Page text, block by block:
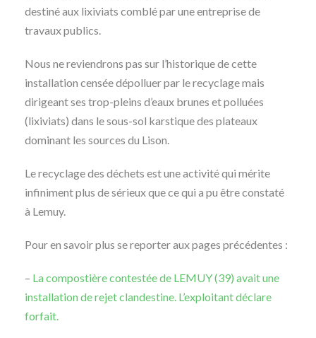
destiné aux lixiviats comblé par une entreprise de
travaux publics.
Nous ne reviendrons pas sur l’historique de cette
installation censée dépolluer par le recyclage mais
dirigeant ses trop-pleins d’eaux brunes et polluées
(lixiviats) dans le sous-sol karstique des plateaux
dominant les sources du Lison.
Le recyclage des déchets est une activité qui mérite
infiniment plus de sérieux que ce qui a pu être constaté
à Lemuy.
Pour en savoir plus se reporter aux pages précédentes :
– La compostière contestée de LEMUY (39) avait une
installation de rejet clandestine. L’exploitant déclare
forfait.